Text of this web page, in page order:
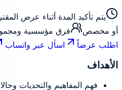
يتم تأكيد المدة أثناء عرض
أو مخصص
فرق مؤسسية
اطلب عرضاً
اسأل عبر واتساب
الأهداف
فهم المفاهيم والتحديات